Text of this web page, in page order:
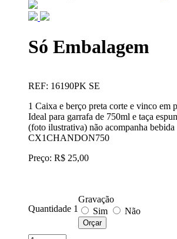
Só Embalagem
REF: 16190PK SE
1 Caixa e berço preta corte e vinco em
Ideal para garrafa de 750ml e taça
(foto ilustrativa) não acompanha bebida
CX1CHANDON750
Preço: R$ 25,00
Quantidade 1
Gravação
Sim
Não